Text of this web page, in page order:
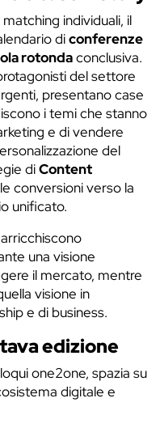
individuali, il
diconferenze
rotondaconclusiva.
del settore
presentano case
i temi che stanno
e di vendere
del
diContent
conversioni verso la
unificato.
una visione
il mercato, mentre
visione in
e di business.
edizione
one2one, spazia su
digitale e